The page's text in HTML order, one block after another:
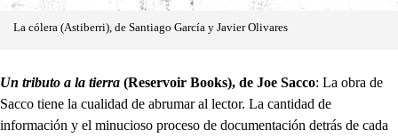
La cólera (Astiberri), de Santiago García y Javier Olivares
Un tributo a la tierra (Reservoir Books), de Joe Sacco: La obra de
Sacco tiene la cualidad de abrumar al lector. La cantidad de
información y el minucioso proceso de documentación detrás de cada